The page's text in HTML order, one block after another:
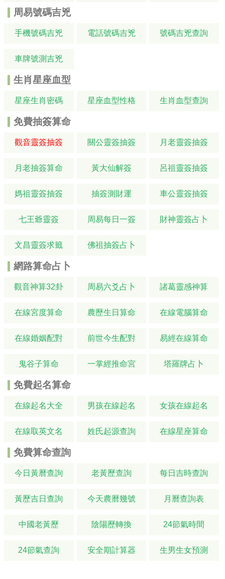
周易號碼吉兇
手機號碼吉兇 電話號碼吉兇 號碼吉兇查詢
車牌號測吉兇
生肖星座血型
星座生肖密碼 星座血型性格 生肖血型查詢
免費抽簽算命
觀音靈簽抽簽 關公靈簽抽簽 月老靈簽抽簽
月老抽簽算命 黃大仙解簽 呂祖靈簽抽簽
媽祖靈簽抽簽 抽簽測財運 車公靈簽抽簽
七王爺靈簽 周易每日一簽 財神靈簽占卜
文昌靈簽求籤 佛祖抽簽占卜
網路算命占卜
觀音神算32卦 周易六爻占卜 諸葛靈感神算
在線宮度算命 農歷生日算命 在線電腦算命
在線婚姻配對 前世今生配對 易經在線算命
鬼谷子算命 一掌經推命宮 塔羅牌占卜
免費起名算命
在線起名大全 男孩在線起名 女孩在線起名
在線取英文名 姓氏起源查詢 在線星座算命
免費算命查詢
今日黃曆查詢 老黃歷查詢 每日吉時查詢
黃歷吉日查詢 今天農曆幾號 月曆查詢表
中國老黃歷 陰陽歷轉換 24節氣時間
24節氣查詢 安全期計算器 生男生女預測